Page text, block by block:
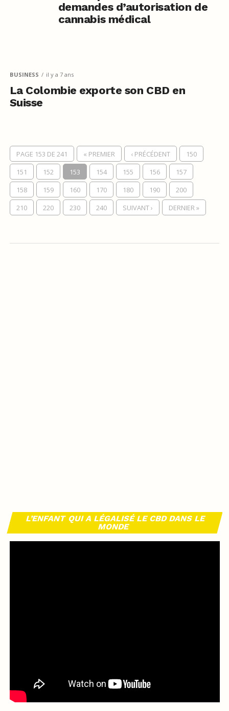
demandes d’autorisation de
cannabis médical
BUSINESS il y a 7 ans
La Colombie exporte son CBD en
Suisse
PAGE 153 DE 241 « PREMIER ‹ PRÉCÉDENT
150
151
152 153 154 155 156
157
158
159 160 170 180 190
200
210
220 230 240 SUIVANT › DERNIER »
L’ENFANT QUI A LÉGALISÉ LE CBD DANS LE
MONDE